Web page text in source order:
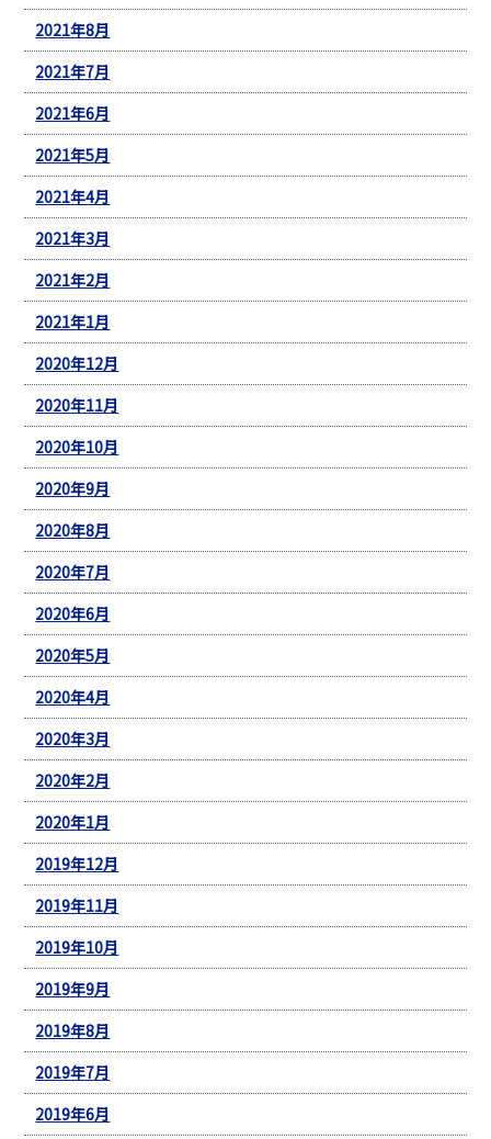
2021年8月
2021年7月
2021年6月
2021年5月
2021年4月
2021年3月
2021年2月
2021年1月
2020年12月
2020年11月
2020年10月
2020年9月
2020年8月
2020年7月
2020年6月
2020年5月
2020年4月
2020年3月
2020年2月
2020年1月
2019年12月
2019年11月
2019年10月
2019年9月
2019年8月
2019年7月
2019年6月